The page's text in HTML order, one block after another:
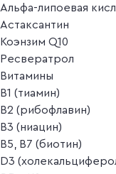
Альфа-липоевая
Астаксантин
Коэнзим Q10
Ресвератрол
Витамины
B1 (тиамин)
B2 (рибофлавин)
B3 (ниацин)
B5, B7 (биотин)
D3